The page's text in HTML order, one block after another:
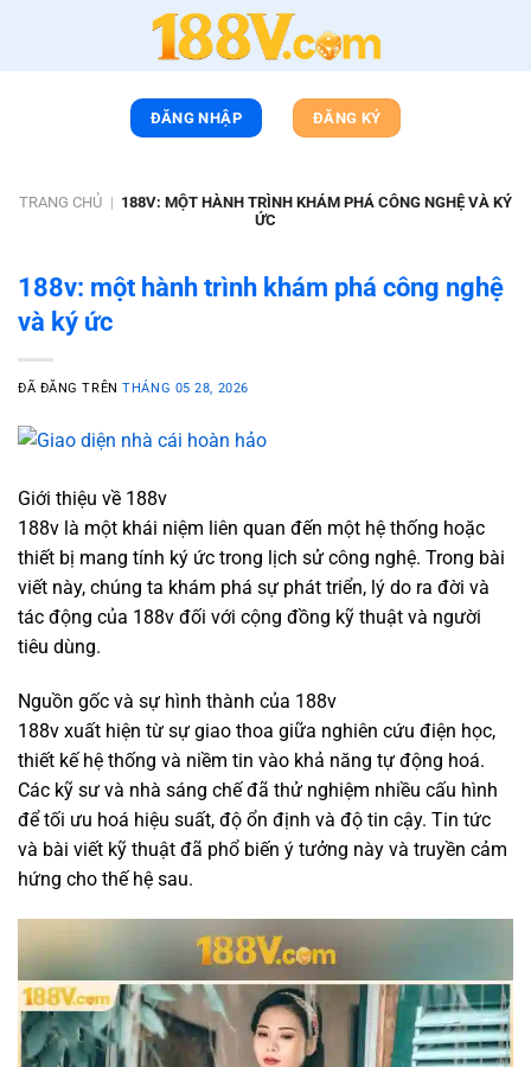
nội
ĐĂNG NHẬP ĐĂNG KÝ
TRANG CHỦ | 188V: MỘT HÀNH TRÌNH KHÁM PHÁ CÔNG NGHỆ VÀ KÝ
ỨC
188v: một hành trình khám phá công nghệ
và ký ức
ĐÃ ĐĂNG TRÊNTHÁNG 05 28, 2026
Giới thiệu về 188v
188v là một khái niệm liên quan đến một hệ thống hoặc
thiết bị mang tính ký ức trong lịch sử công nghệ. Trong bài
viết này, chúng ta khám phá sự phát triển, lý do ra đời và
tác động của 188v đối với cộng đồng kỹ thuật và người
tiêu dùng.
Nguồn gốc và sự hình thành của 188v
188v xuất hiện từ sự giao thoa giữa nghiên cứu điện học,
thiết kế hệ thống và niềm tin vào khả năng tự động hoá.
Các kỹ sư và nhà sáng chế đã thử nghiệm nhiều cấu hình
để tối ưu hoá hiệu suất, độ ổn định và độ tin cậy. Tin tức
và bài viết kỹ thuật đã phổ biến ý tưởng này và truyền cảm
hứng cho thế hệ sau.